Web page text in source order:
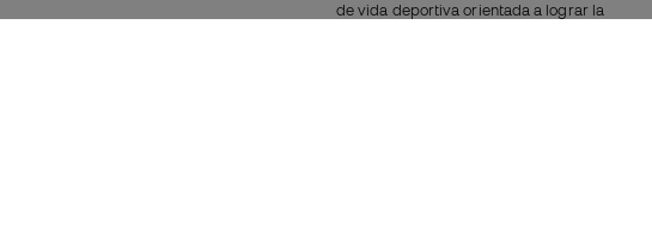
de vida deportiva orientada a lograr la